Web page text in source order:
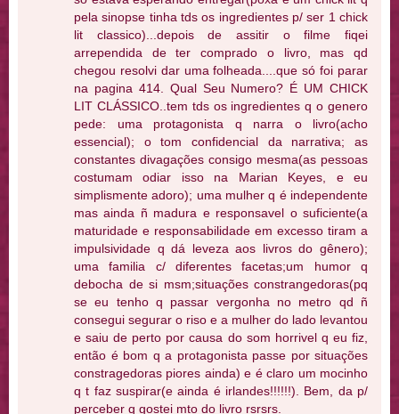
pela sinopse tinha tds os ingredientes p/ ser 1 chick
lit classico)...depois de assitir o filme fiqei
arrependida de ter comprado o livro, mas qd
chegou resolvi dar uma folheada....que só foi parar
na pagina 414. Qual Seu Numero? É UM CHICK
LIT CLÁSSICO..tem tds os ingredientes q o genero
pede: uma protagonista q narra o livro(acho
essencial); o tom confidencial da narrativa; as
constantes divagações consigo mesma(as pessoas
costumam odiar isso na Marian Keyes, e eu
simplismente adoro); uma mulher q é independente
mas ainda ñ madura e responsavel o suficiente(a
maturidade e responsabilidade em excesso tiram a
impulsividade q dá leveza aos livros do gênero);
uma familia c/ diferentes facetas;um humor q
debocha de si msm;situações constrangedoras(pq
se eu tenho q passar vergonha no metro qd ñ
consegui segurar o riso e a mulher do lado levantou
e saiu de perto por causa do som horrivel q eu fiz,
então é bom q a protagonista passe por situações
constragedoras piores ainda) e é claro um mocinho
q t faz suspirar(e ainda é irlandes!!!!!!). Bem, da p/
perceber q gostei mto do livro rsrsrs.